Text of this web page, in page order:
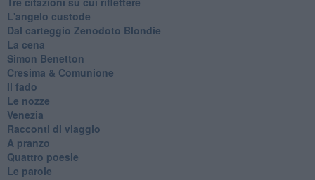
L'angelo custode
Dal carteggio Zenodoto Blondie
La cena
Simon Benetton
Cresima & Comunione
Il fado
Le nozze
Venezia
Racconti di viaggio
A pranzo
Quattro poesie
Le parole